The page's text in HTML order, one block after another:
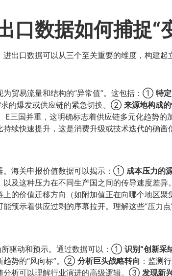
口数据如何捕捉“
出口数据可以从三个至关重要的维度，构建起
为贸易流量和结构的“异常值”。这包括：① 特
的爆发或供应链的紧急切换。② 来源地构成
E三国并重，这明确标志着供应链多元化趋势
续快速提升，这是消费升级或技术迭代的确
。海关申报价值数据可以揭示：① 成本压力的
以及这种压力在不同生产国之间的传导速度差
上的价值迁移方向（如附加值正在向哪个地区
预示着供应过剩的序幕拉开。理解这些“压力
所驱动和预示。通过数据可以：① 识别“创新采
趋势的“风向标”。② 分析巨头战略转向 ：监测
分析可以理解行业演进的高级逻辑。③ 发现新